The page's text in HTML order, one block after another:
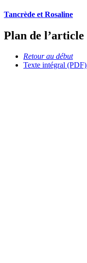
Tancrède et Rosaline
Plan de l’article
Retour au début
Texte intégral (PDF)